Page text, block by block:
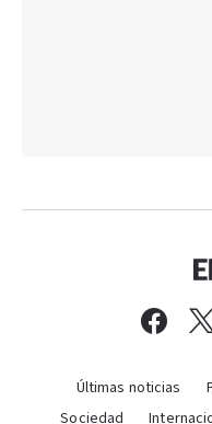
Últimas noticias
Sociedad